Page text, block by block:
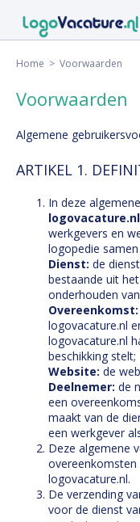
Home > Voorwaarden
Voorwaarden
Algemene
ARTIKEL 1.
In deze
werkgevers en
logopedie
Dienst: de
bestaande uit
onderhouden
Overeenkomst:
logovacature.nl
logovacature.nl
beschikking stelt;
Website: de
Deelnemer: de
een
maakt van de
een werkgever
Deze algemene
overeenkomsten
logovacature.nl.
De verzending
voor de dienst